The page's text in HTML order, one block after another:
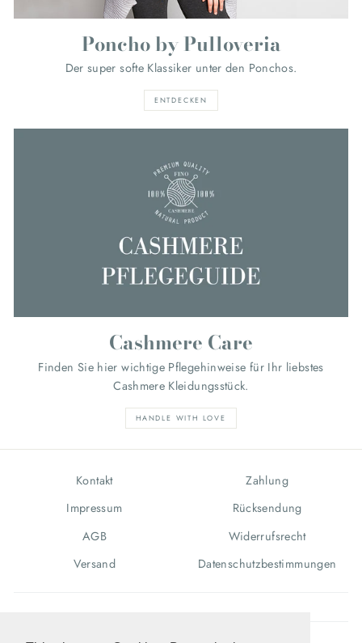
Poncho by Pulloveria
Der super softe Klassiker unter den Ponchos.
ENTDECKEN
Cashmere Care
Finden Sie hier wichtige Pflegehinweise für Ihr liebstes
Cashmere Kleidungsstück.
HANDLE WITH LOVE
Kontakt
Impressum
AGB
Versand
Zahlung
Rücksendung
Widerrufsrecht
Datenschutzbestimmungen